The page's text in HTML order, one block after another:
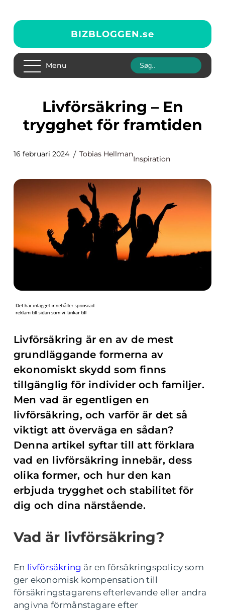
BIZBLOGGEN.se
Menu
Livförsäkring – En
trygghet för framtiden
16 februari 2024 Tobias Hellman
Inspiration
Livförsäkring är en av de mest
grundläggande formerna av
ekonomiskt skydd som finns
tillgänglig för individer och familjer.
Men vad är egentligen en
livförsäkring, och varför är det så
viktigt att överväga en sådan?
Denna artikel syftar till att förklara
vad en livförsäkring innebär, dess
olika former, och hur den kan
erbjuda trygghet och stabilitet för
dig och dina närstående.
Vad är livförsäkring?
En livförsäkring är en försäkringspolicy som
ger ekonomisk kompensation till
försäkringstagarens efterlevande eller andra
angivna förmånstagare efter